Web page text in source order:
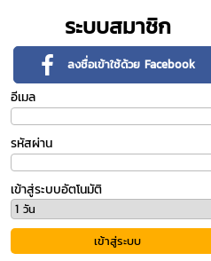
ระบบสมาชิก
ลงชื่อเข้าใช้ด้วย Facebook
อีเมล
รหัสผ่าน
เข้าสู่ระบบอัตโนมัติ